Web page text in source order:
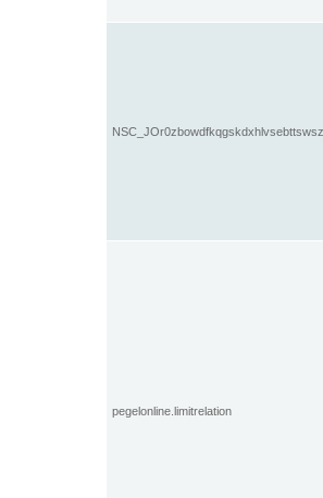
pegelonline.limitrelation